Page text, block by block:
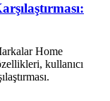
Home
kullanıcı